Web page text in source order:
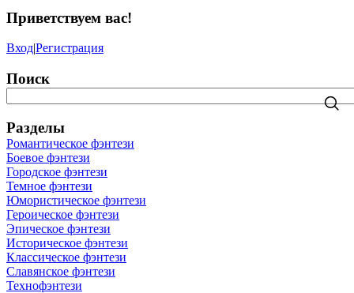
Приветствуем вас!
Вход|Регистрация
Поиск
Разделы
Романтическое фэнтези
Боевое фэнтези
Городское фэнтези
Темное фэнтези
Юмористическое фэнтези
Героическое фэнтези
Эпическое фэнтези
Историческое фэнтези
Классическое фэнтези
Славянское фэнтези
Технофэнтези